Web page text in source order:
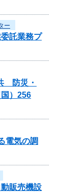
ー
託業務プ
防災・
）256
電気の調
販売機設